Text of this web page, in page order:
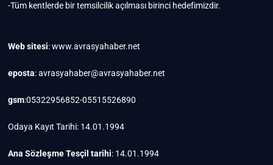
-Tüm kentlerde bir temsilcilik açılması birinci hedefimizdir.
Web sitesi: www.avrasyahaber.net
eposta: avrasyahaber@avrasyahaber.net
gsm:05322956852-05515526890
Odaya Kayıt Tarihi: 14.01.1994
Ana Sözleşme Tesçil tarihi: 14.01.1994